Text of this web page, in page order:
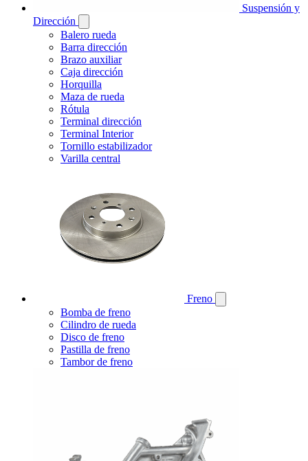
Suspensión y
Dirección
Balero rueda
Barra dirección
Brazo auxiliar
Caja dirección
Horquilla
Maza de rueda
Rótula
Terminal dirección
Terminal Interior
Tornillo estabilizador
Varilla central
Freno
Bomba de freno
Cilindro de rueda
Disco de freno
Pastilla de freno
Tambor de freno